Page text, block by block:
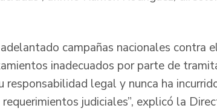
campañas nacionales contra
inadecuados por parte de
responsabilidad legal y nunca ha
judiciales”, explicó la